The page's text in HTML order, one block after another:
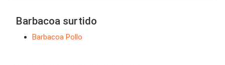
Barbacoa surtido
Barbacoa Pollo